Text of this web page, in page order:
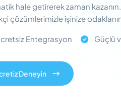
hale getirerek zaman
çözümlerimizle işinize
Entegrasyon Güçlü
Deneyin